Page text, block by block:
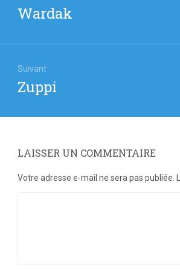
Article
précédent
Wardak
Suivant
Article
suivant
Zuppi
LAISSER UN COMMENTAIRE
Votre adresse e-mail ne sera pas publiée.